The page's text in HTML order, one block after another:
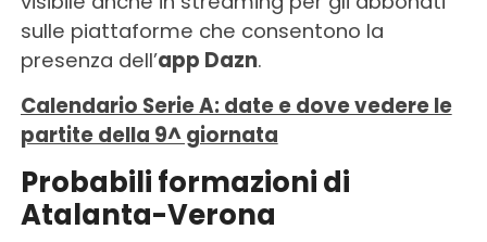
sulle piattaforme che consentono la
presenza dell’app Dazn.
Calendario Serie A: date e dove vedere le
partite della 9^ giornata
Probabili formazioni di
Atalanta-Verona